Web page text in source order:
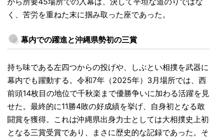
く、苦労を重ねた末に掴み取った座であった。
幕内での躍進と沖縄県勢初の三賞
持ち味である左四つからの投げや、しぶとい相撲を武器に
幕内でも躍動する。令和7年（2025年）3月場所では、西
前頭14枚目の地位で千秋楽まで優勝争いに加わる活躍を見
せた。最終的に11勝4敗の好成績を挙げ、自身初となる敢
闘賞を獲得。これは沖縄県出身力士としては大相撲史上初
となる三賞受賞であり、まさに歴史的な記録であった。そ